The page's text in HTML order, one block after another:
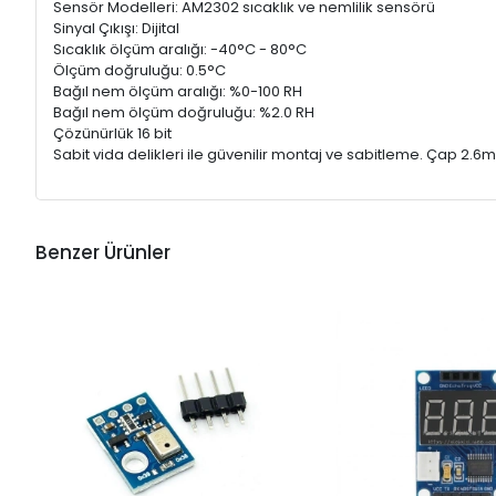
Sensör Modelleri: AM2302 sıcaklık ve nemlilik sensörü
Sinyal Çıkışı: Dijital
Sıcaklık ölçüm aralığı: -40°C - 80°C
Ölçüm doğruluğu: 0.5°C
Bağıl nem ölçüm aralığı: %0-100 RH
Bağıl nem ölçüm doğruluğu: %2.0 RH
Çözünürlük 16 bit
Sabit vida delikleri ile güvenilir montaj ve sabitleme. Çap
Benzer Ürünler